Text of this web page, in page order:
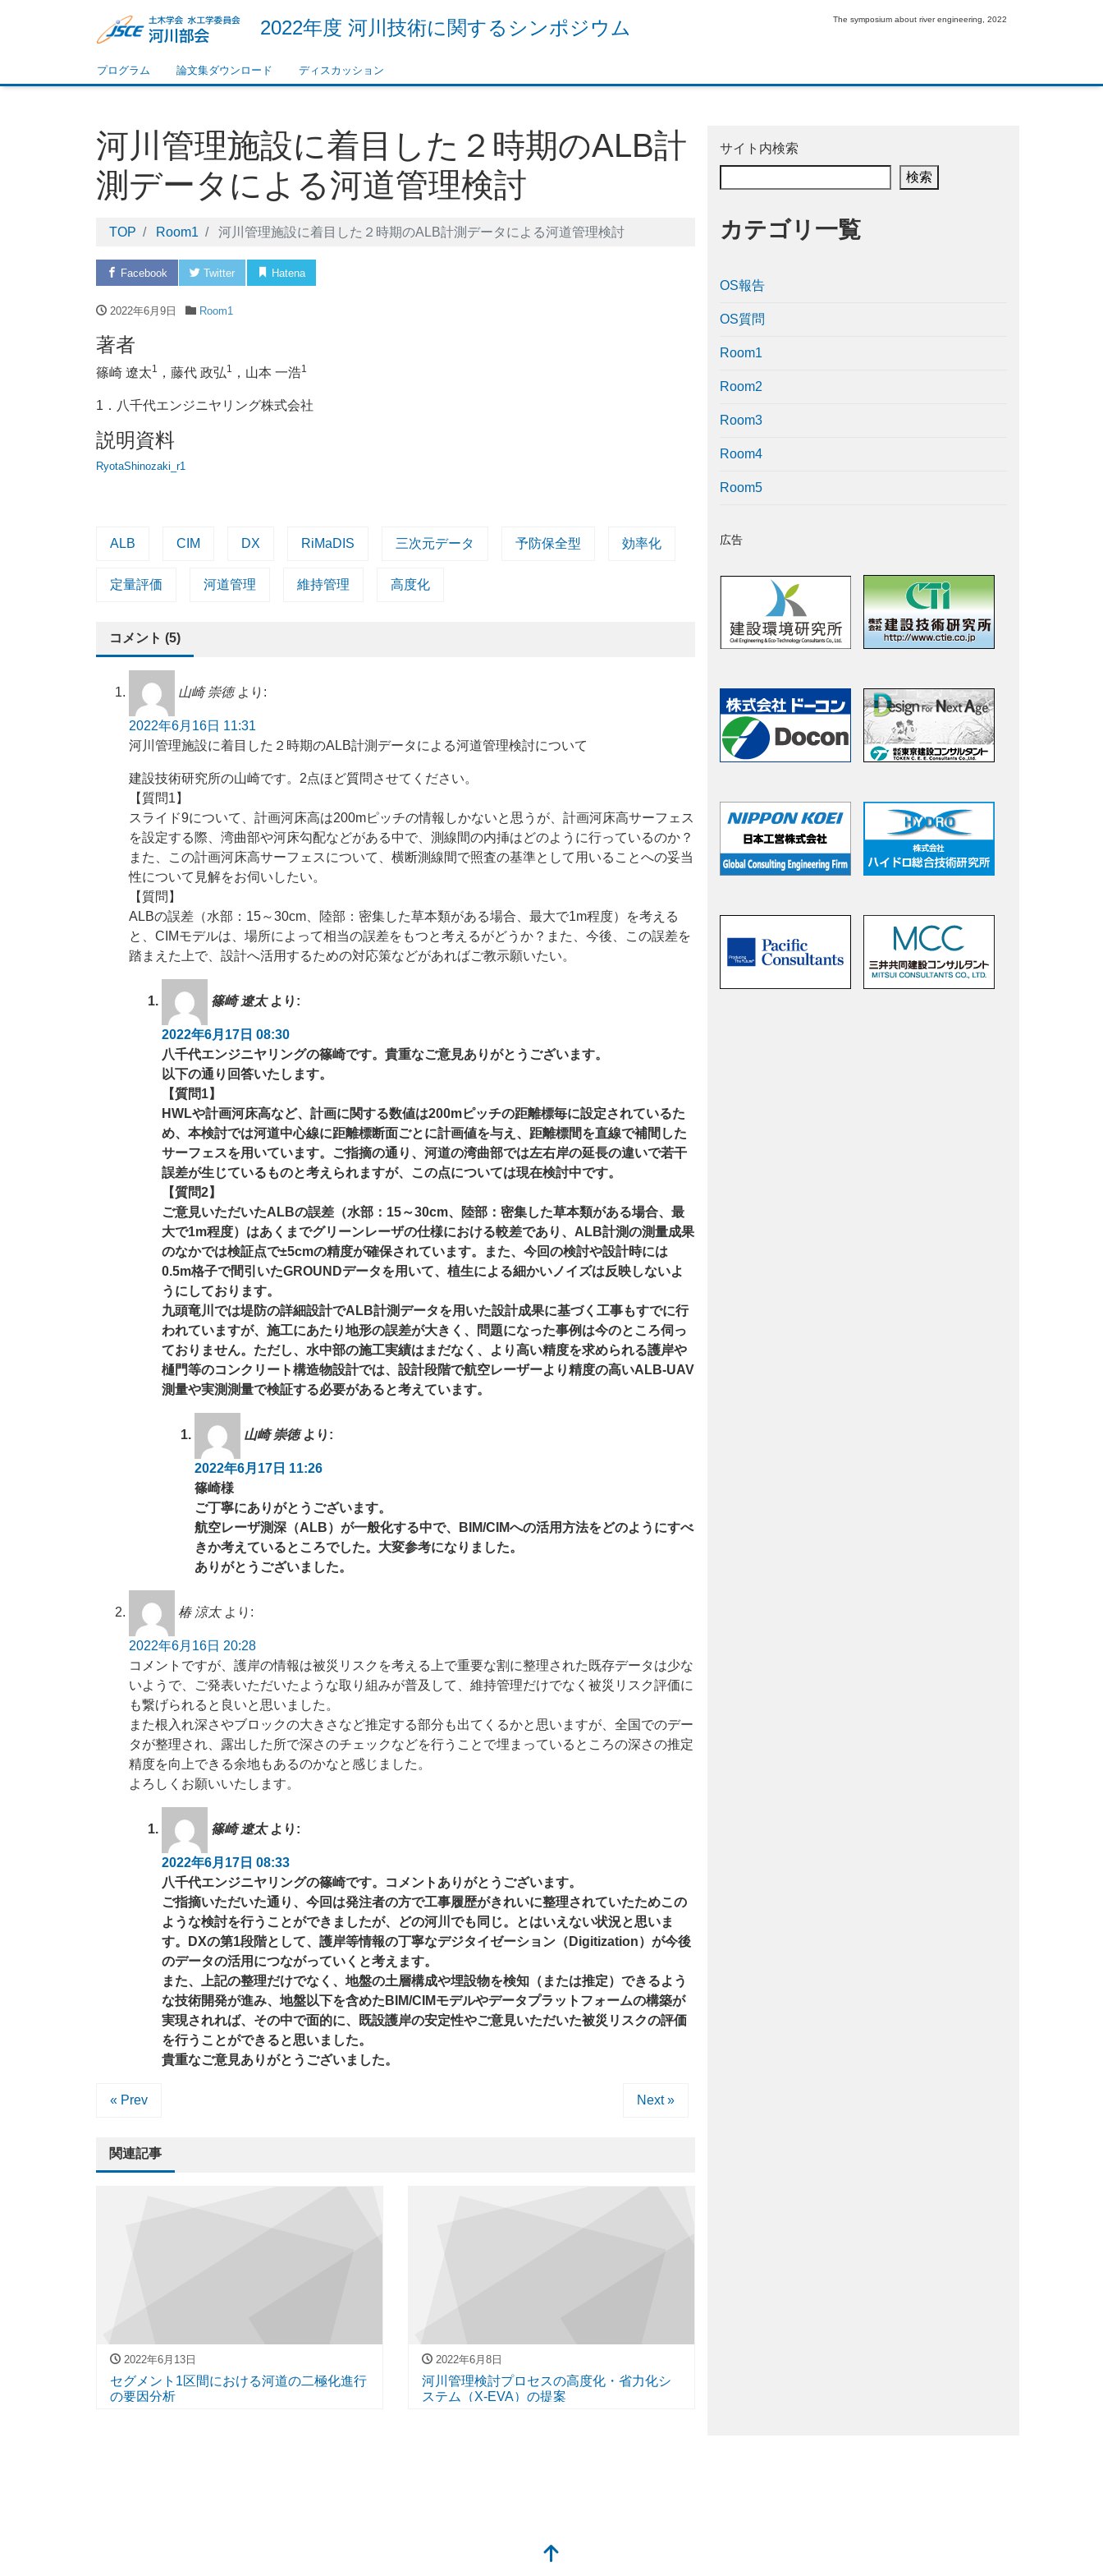
2022年度 河川技術に関するシンポジウム The symposium about river engineering, 2022
プログラム 論文集ダウンロード ディスカッション
河川管理施設に着目した２時期のALB計
測データによる河道管理検討
TOP Room1 河川管理施設に着目した２時期のALB計測データによる河道管理検討
Facebook Twitter Hatena
2022年6月9日 Room1
著者
篠崎 遼太1 ，藤代 政弘1 ，山本 一浩1
1．八千代エンジニヤリング株式会社
説明資料
RyotaShinozaki_r1
ALB CIM DX RiMaDIS 三次元データ 予防保全型 効率化
定量評価 河道管理 維持管理 高度化
コメント (5)
山崎 崇徳 より:
2022年6月16日 11:31
河川管理施設に着目した２時期のALB計測データによる河道管理検討について
建設技術研究所の山崎です。2点ほど質問させてください。
【質問1】
スライド9について、計画河床高は200mピッチの情報しかないと思うが、計画河床高サーフェス
を設定する際、湾曲部や河床勾配などがある中で、測線間の内挿はどのように行っているのか？
また、この計画河床高サーフェスについて、横断測線間で照査の基準として用いることへの妥当
性について見解をお伺いしたい。
【質問】
ALBの誤差（水部：15～30cm、陸部：密集した草本類がある場合、最大で1m程度）を考える
と、CIMモデルは、場所によって相当の誤差をもつと考えるがどうか？また、今後、この誤差を
踏まえた上で、設計へ活用するための対応策などがあればご教示願いたい。
篠崎 遼太 より:
2022年6月17日 08:30
八千代エンジニヤリングの篠崎です。貴重なご意見ありがとうございます。
以下の通り回答いたします。
【質問1】
HWLや計画河床高など、計画に関する数値は200mピッチの距離標毎に設定されているた
め、本検討では河道中心線に距離標断面ごとに計画値を与え、距離標間を直線で補間した
サーフェスを用いています。ご指摘の通り、河道の湾曲部では左右岸の延長の違いで若干
誤差が生じているものと考えられますが、この点については現在検討中です。
【質問2】
ご意見いただいたALBの誤差（水部：15～30cm、陸部：密集した草本類がある場合、最
大で1m程度）はあくまでグリーンレーザの仕様における較差であり、ALB計測の測量成果
のなかでは検証点で±5cmの精度が確保されています。また、今回の検討や設計時には
0.5m格子で間引いたGROUNDデータを用いて、植生による細かいノイズは反映しないよ
うにしております。
九頭竜川では堤防の詳細設計でALB計測データを用いた設計成果に基づく工事もすでに行
われていますが、施工にあたり地形の誤差が大きく、問題になった事例は今のところ伺っ
ておりません。ただし、水中部の施工実績はまだなく、より高い精度を求められる護岸や
樋門等のコンクリート構造物設計では、設計段階で航空レーザーより精度の高いALB-UAV
測量や実測測量で検証する必要があると考えています。
山崎 崇徳 より:
2022年6月17日 11:26
篠崎様
ご丁寧にありがとうございます。
航空レーザ測深（ALB）が一般化する中で、BIM/CIMへの活用方法をどのようにすべ
きか考えているところでした。大変参考になりました。
ありがとうございました。
椿 涼太 より:
2022年6月16日 20:28
コメントですが、護岸の情報は被災リスクを考える上で重要な割に整理された既存データは少な
いようで、ご発表いただいたような取り組みが普及して、維持管理だけでなく被災リスク評価に
も繋げられると良いと思いました。
また根入れ深さやブロックの大きさなど推定する部分も出てくるかと思いますが、全国でのデー
タが整理され、露出した所で深さのチェックなどを行うことで埋まっているところの深さの推定
精度を向上できる余地もあるのかなと感じました。
よろしくお願いいたします。
篠崎 遼太 より:
2022年6月17日 08:33
八千代エンジニヤリングの篠崎です。コメントありがとうございます。
ご指摘いただいた通り、今回は発注者の方で工事履歴がきれいに整理されていたためこの
ような検討を行うことができましたが、どの河川でも同じ。とはいえない状況と思いま
す。DXの第1段階として、護岸等情報の丁寧なデジタイゼーション（Digitization）が今後
のデータの活用につながっていくと考えます。
また、上記の整理だけでなく、地盤の土層構成や埋設物を検知（または推定）できるよう
な技術開発が進み、地盤以下を含めたBIM/CIMモデルやデータプラットフォームの構築が
実現されれば、その中で面的に、既設護岸の安定性やご意見いただいた被災リスクの評価
を行うことができると思いました。
貴重なご意見ありがとうございました。
« Prev Next »
関連記事
2022年6月13日
セグメント1区間における河道の二極化進行
の要因分析
2022年6月8日
河川管理検討プロセスの高度化・省力化シ
ステム（X-EVA）の提案
サイト内検索
検索
カテゴリ一覧
OS報告
OS質問
Room1
Room2
Room3
Room4
Room5
広告